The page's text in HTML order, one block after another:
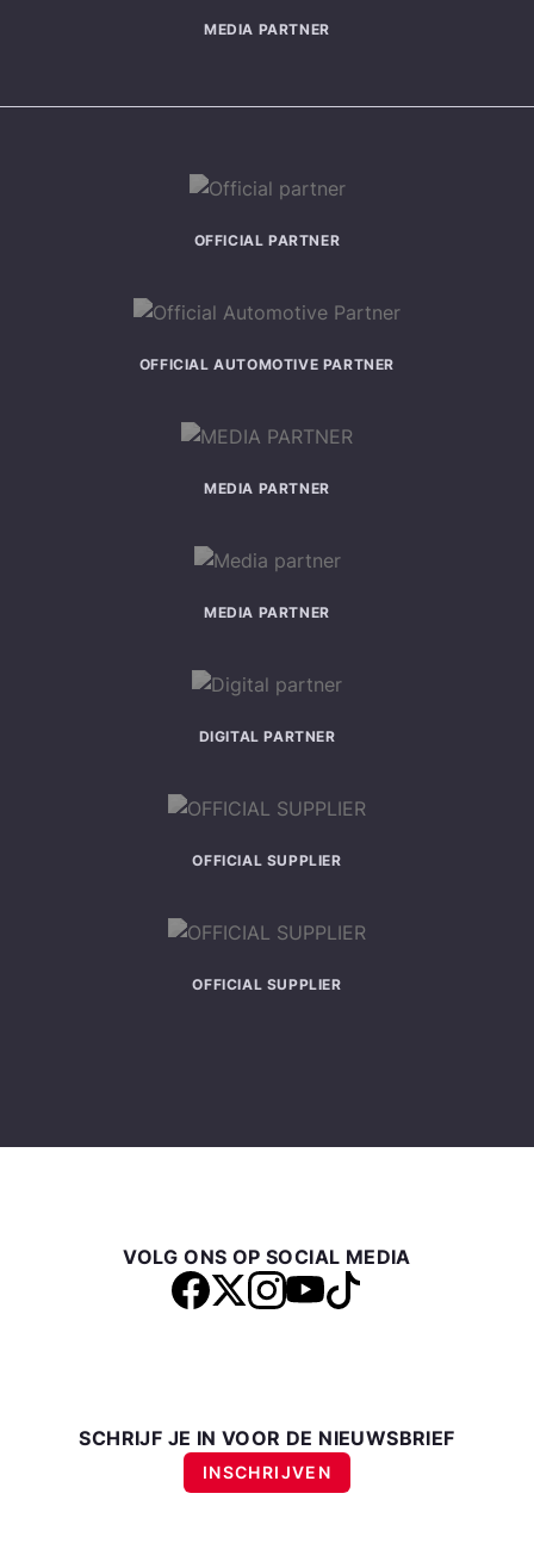
MEDIA PARTNER
OFFICIAL PARTNER
OFFICIAL AUTOMOTIVE PARTNER
MEDIA PARTNER
MEDIA PARTNER
DIGITAL PARTNER
OFFICIAL SUPPLIER
OFFICIAL SUPPLIER
VOLG ONS OP SOCIAL MEDIA
SCHRIJF JE IN VOOR DE NIEUWSBRIEF
INSCHRIJVEN